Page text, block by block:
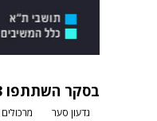
בסקר השתתפו 483 משיבים שנבחרו באופן אקראי מתוך הפאנל הפוליטי של Panel4All
גדעון סער מרכולים